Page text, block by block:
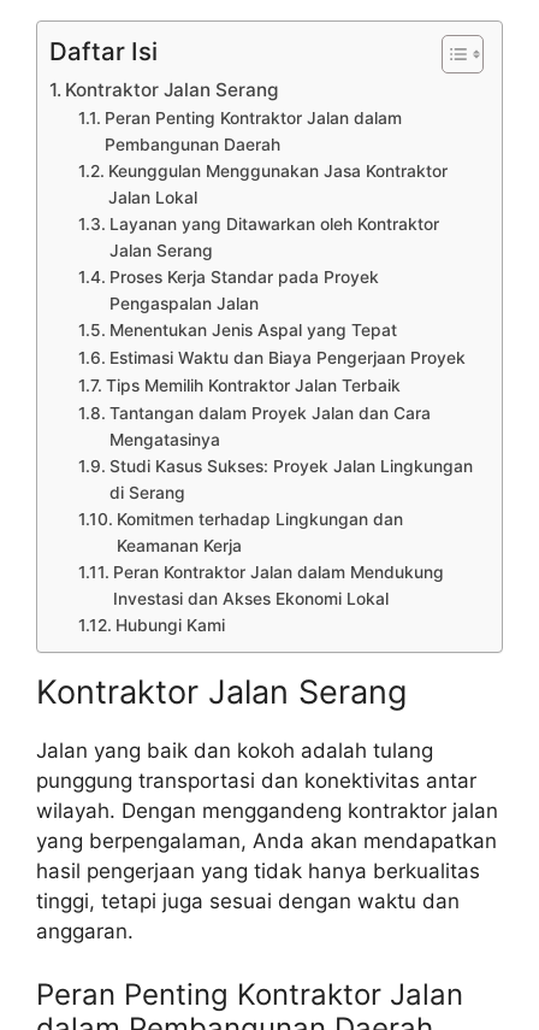
Daftar Isi
Kontraktor Jalan Serang
Peran Penting Kontraktor Jalan dalam
Pembangunan Daerah
Keunggulan Menggunakan Jasa Kontraktor
Jalan Lokal
Layanan yang Ditawarkan oleh Kontraktor
Jalan Serang
Proses Kerja Standar pada Proyek
Pengaspalan Jalan
Menentukan Jenis Aspal yang Tepat
Estimasi Waktu dan Biaya Pengerjaan Proyek
Tips Memilih Kontraktor Jalan Terbaik
Tantangan dalam Proyek Jalan dan Cara
Mengatasinya
Studi Kasus Sukses: Proyek Jalan Lingkungan
di Serang
Komitmen terhadap Lingkungan dan
Keamanan Kerja
Peran Kontraktor Jalan dalam Mendukung
Investasi dan Akses Ekonomi Lokal
Hubungi Kami
Kontraktor Jalan Serang
Jalan yang baik dan kokoh adalah tulang
punggung transportasi dan konektivitas antar
wilayah. Dengan menggandeng kontraktor jalan
yang berpengalaman, Anda akan mendapatkan
hasil pengerjaan yang tidak hanya berkualitas
tinggi, tetapi juga sesuai dengan waktu dan
anggaran.
Peran Penting Kontraktor Jalan